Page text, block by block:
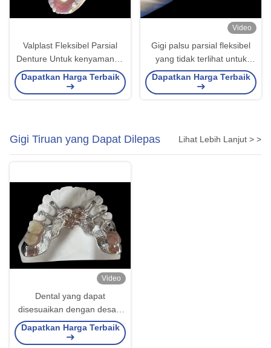
Valplast Fleksibel Parsial
Denture Untuk kenyamanan
maksimal Dan daya tarik
estetika
Dapatkan Harga Terbaik
Video
Gigi palsu parsial fleksibel
yang tidak terlihat untuk
nyaman, aman dan estetika
alami
Dapatkan Harga Terbaik
Gigi Tiruan yang Dapat Dilepas Lihat Lebih Lanjut > >
Video
Dental yang dapat
disesuaikan dengan desain
resin akrilik / dasar logam
Dapatkan Harga Terbaik